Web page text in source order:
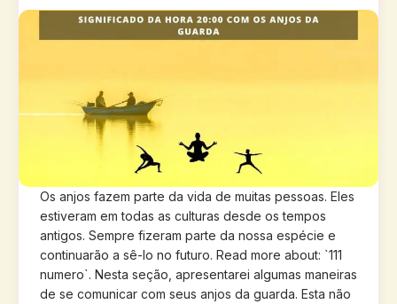
Os anjos fazem parte da vida de muitas pessoas. Eles
estiveram em todas as culturas desde os tempos
antigos. Sempre fizeram parte da nossa espécie e
continuarão a sê-lo no futuro. Read more about: `111
numero`. Nesta seção, apresentarei algumas maneiras
de se comunicar com seus anjos da guarda. Esta não